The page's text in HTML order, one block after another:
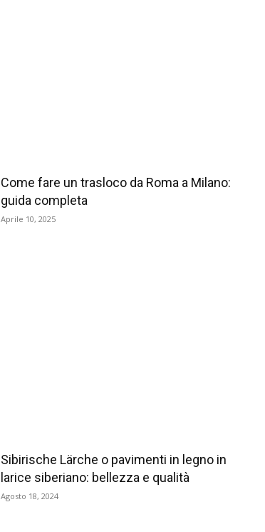
Come fare un trasloco da Roma a Milano:
guida completa
Aprile 10, 2025
Sibirische Lärche o pavimenti in legno in
larice siberiano: bellezza e qualità
Agosto 18, 2024